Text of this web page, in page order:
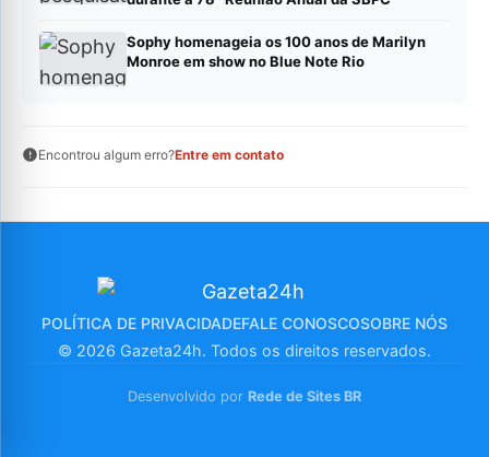
Sophy homenageia os 100 anos de Marilyn
Monroe em show no Blue Note Rio
Encontrou algum erro?Entre em contato
POLÍTICA DE PRIVACIDADEFALE CONOSCOSOBRE NÓS
© 2026 Gazeta24h. Todos os direitos reservados.
Desenvolvido por Rede de Sites BR